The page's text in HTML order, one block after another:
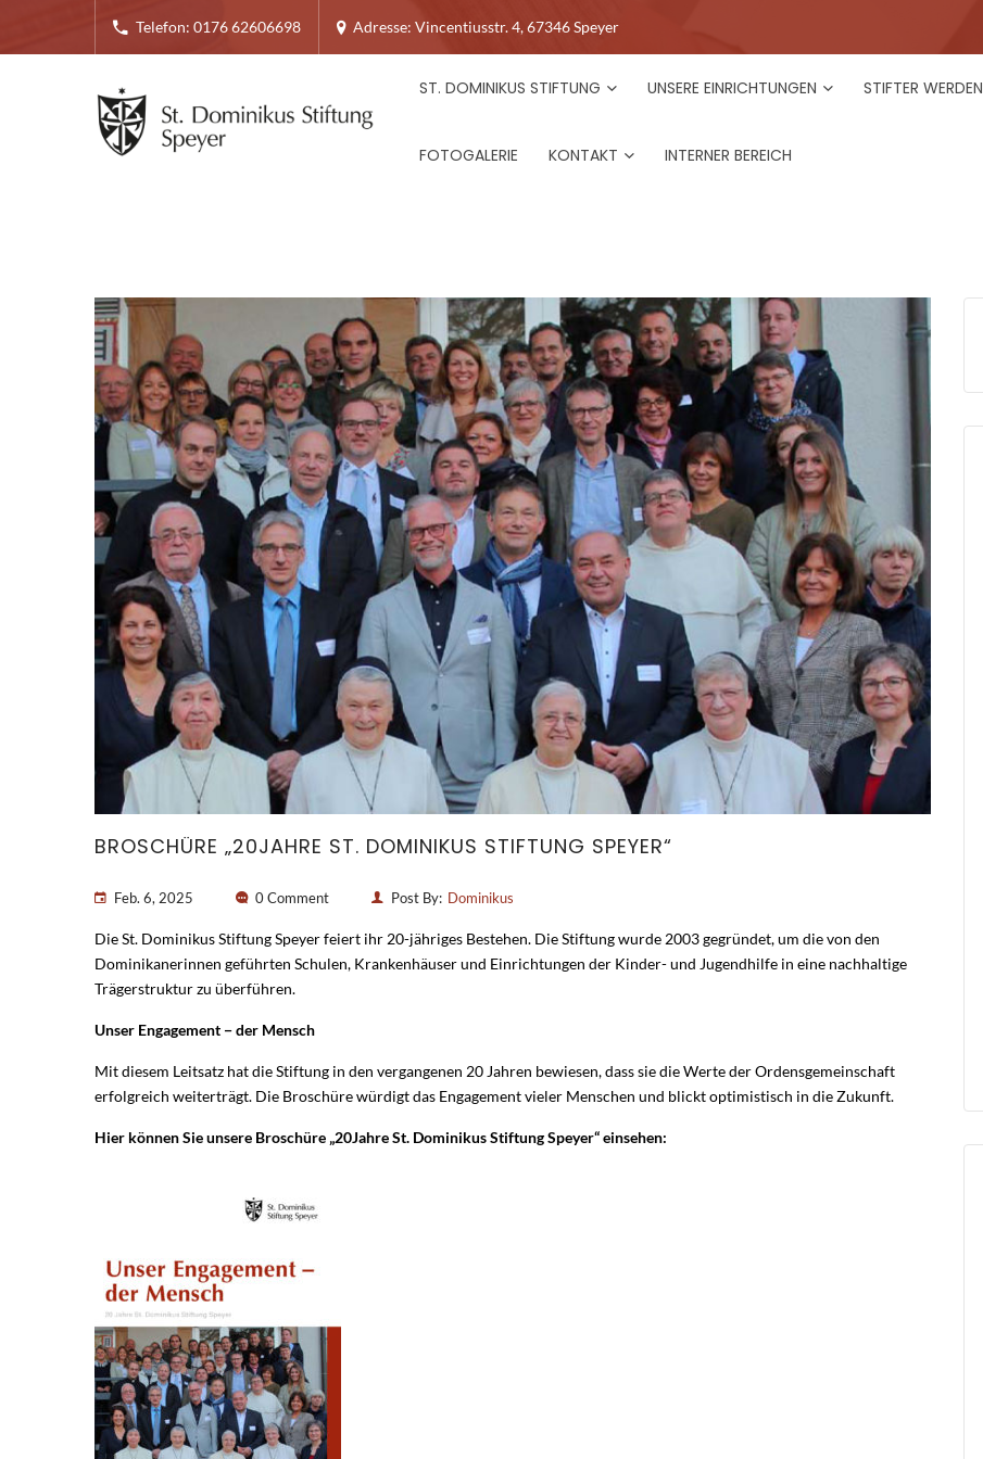
Telefon: 0176 62606698 Adresse: Vincentiusstr. 4, 67346 Speyer
ST. DOMINIKUS STIFTUNG UNSERE EINRICHTUNGEN STIFTER WERDEN
FOTOGALERIE KONTAKT INTERNER BEREICH
BROSCHÜRE „20JAHRE ST. DOMINIKUS STIFTUNG SPEYER“
Feb. 6, 2025 0 Comment Post By: Dominikus
Die St. Dominikus Stiftung Speyer feiert ihr 20-jähriges Bestehen. Die Stiftung wurde 2003 gegründet, um die von den
Dominikanerinnen geführten Schulen, Krankenhäuser und Einrichtungen der Kinder- und Jugendhilfe in eine nachhaltige
Trägerstruktur zu überführen.
Unser Engagement − der Mensch
Mit diesem Leitsatz hat die Stiftung in den vergangenen 20 Jahren bewiesen, dass sie die Werte der Ordensgemeinschaft
erfolgreich weiterträgt. Die Broschüre würdigt das Engagement vieler Menschen und blickt optimistisch in die Zukunft.
Hier können Sie unsere Broschüre „20Jahre St. Dominikus Stiftung Speyer“ einsehen: